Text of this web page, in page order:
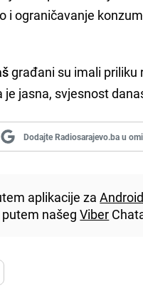
i ograničavanje
građani su imali priliku
jasna, svjesnost
Dodajte Radiosarajevo.ba u
aplikacije zaAndroid
putem našegViber